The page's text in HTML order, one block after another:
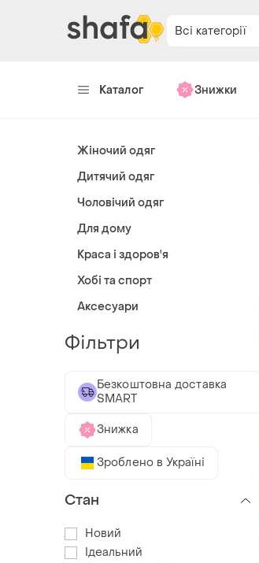
Всі категорії
Каталог Знижки
Жіночий одяг
Дитячий одяг
Чоловічий одяг
Для дому
Краса і здоров'я
Хобі та спорт
Аксесуари
Фільтри
Безкоштовна доставка
SMART
Знижка
Зроблено в Україні
Стан
Новий
Ідеальний